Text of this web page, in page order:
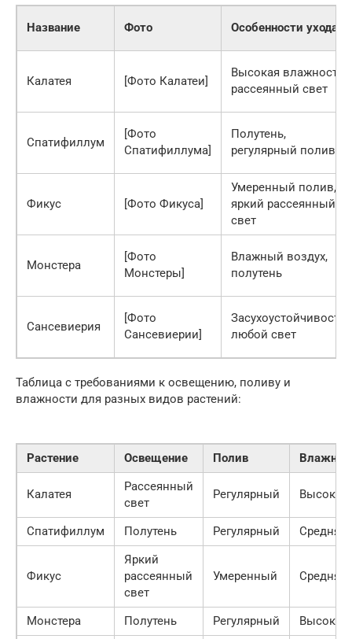
Название Фото Особенности ухода
Калатея [Фото Калатеи]
Высокая влажность,
рассеянный свет
Спатифиллум
[Фото
Спатифиллума]
Полутень,
регулярный полив
Фикус [Фото Фикуса]
Умеренный полив,
яркий рассеянный
свет
Монстера
[Фото
Монстеры]
Влажный воздух,
полутень
Сансевиерия
[Фото
Сансевиерии]
Засухоустойчивость,
любой свет
Таблица с требованиями к освещению, поливу и
влажности для разных видов растений:
Растение Освещение Полив
Калатея
Рассеянный
свет
Регулярный Высокая
Спатифиллум Полутень Регулярный Средняя
Фикус
Яркий
рассеянный
свет
Умеренный Средняя
Монстера Полутень Регулярный Высокая